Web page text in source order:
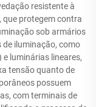
resistente à
que protegem contra
sob armários
iluminação, como
luminárias lineares,
tensão quanto de
possuem
com terminais de